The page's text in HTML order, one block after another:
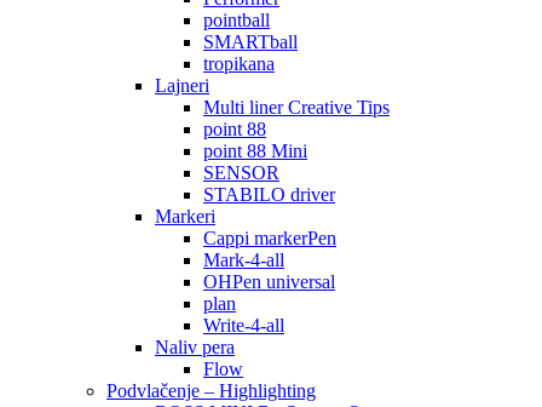
pointball
SMARTball
tropikana
Lajneri
Multi liner Creative Tips
point 88
point 88 Mini
SENSOR
STABILO driver
Markeri
Cappi markerPen
Mark-4-all
OHPen universal
plan
Write-4-all
Naliv pera
Flow
Podvlačenje – Highlighting